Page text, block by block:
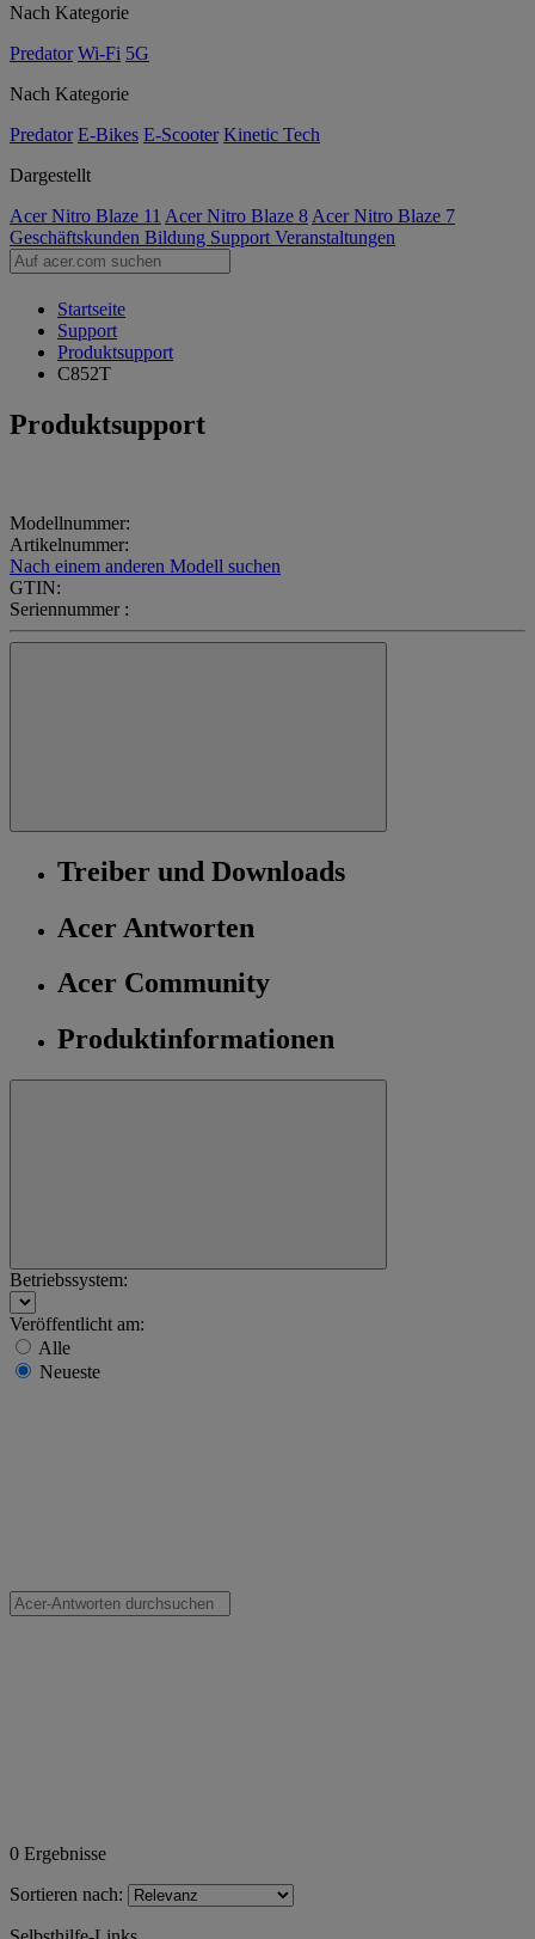
Nach Kategorie
Predator Wi-Fi 5G
Nach Kategorie
Predator E-Bikes E-Scooter Kinetic Tech
Dargestellt
Acer Nitro Blaze 11 Acer Nitro Blaze 8 Acer Nitro Blaze 7
Geschäftskunden Bildung Support Veranstaltungen
Startseite
Support
Produktsupport
C852T
Produktsupport
Modellnummer:
Artikelnummer:
Nach einem anderen Modell suchen
GTIN:
Seriennummer :
Treiber und Downloads
Acer Antworten
Acer Community
Produktinformationen
Betriebssystem:
Veröffentlicht am:
Alle
Neueste
0 Ergebnisse
Sortieren nach: